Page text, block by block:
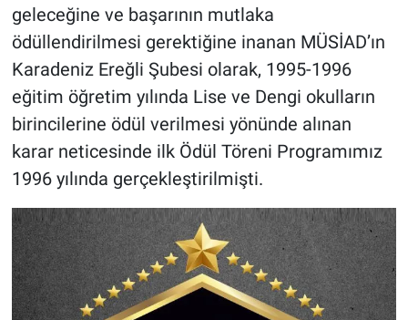
geleceğine ve başarının mutlaka
ödüllendirilmesi gerektiğine inanan MÜSİAD’ın
Karadeniz Ereğli Şubesi olarak, 1995-1996
eğitim öğretim yılında Lise ve Dengi okulların
birincilerine ödül verilmesi yönünde alınan
karar neticesinde ilk Ödül Töreni Programımız
1996 yılında gerçekleştirilmişti.